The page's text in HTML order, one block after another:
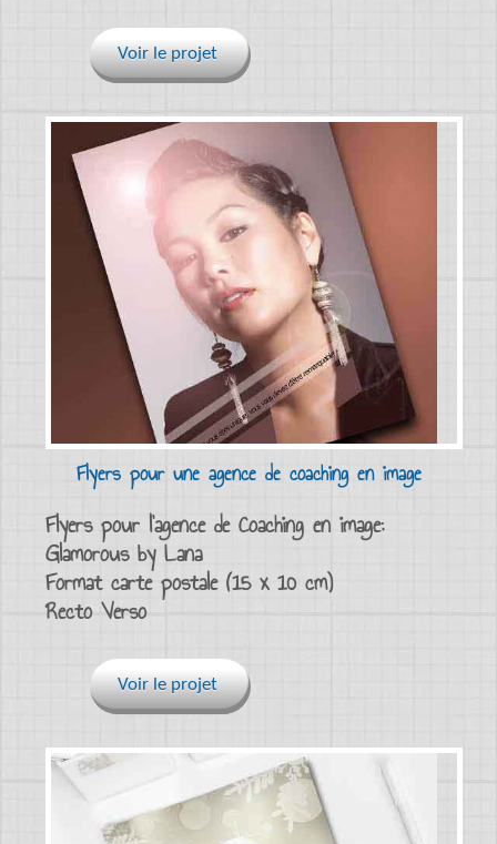
Voir le projet
Flyers pour une agence de coaching en image
Flyers pour l’agence de Coaching en image:
Glamorous by Lana
Format carte postale (15 x 10 cm)
Recto Verso
Voir le projet